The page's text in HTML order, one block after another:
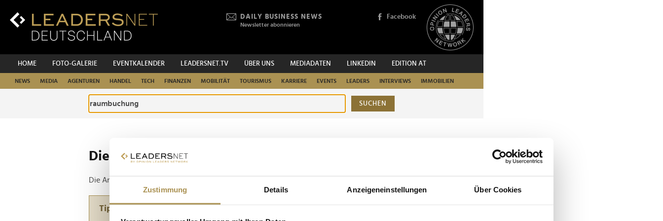
Zustimmung Details Anzeigeneinstellungen Über Cookies
Inhalt
DAILY BUSINESS NEWS
Newsletter abonnieren
Facebook
HOME FOTO-GALERIE EVENTKALENDER LEADERSNET.TV ÜBER UNS MEDIADATEN LINKEDIN EDITION AT
NEWS MEDIA AGENTUREN HANDEL TECH FINANZEN MOBILITÄT TOURISMUS KARRIERE EVENTS LEADERS INTERVIEWS IMMOBILIEN
SUCHEN
Die ganze Website durchsuchen
Die Anfrage ergab 1 Treffer.
Tipp